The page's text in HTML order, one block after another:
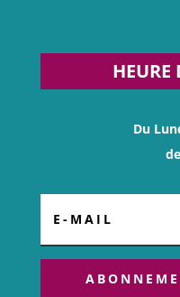
HEURE
Du
de